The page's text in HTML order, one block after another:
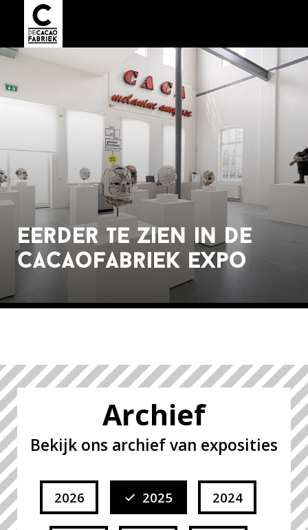
eerder te zien in de
cacaofabriek expo
Archief
Bekijk ons archief van exposities
2026 2025 2024